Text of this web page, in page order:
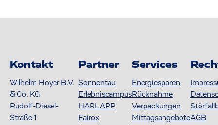
Kontakt
Wilhelm Hoyer B.V.
& Co. KG
Rudolf-Diesel-
Straße 1
Partner
Sonnentau
Erlebniscampus
HARLAPP
Fairox
Services
Energiesparen
Rücknahme
Verpackungen
MittagsangeboteAGB